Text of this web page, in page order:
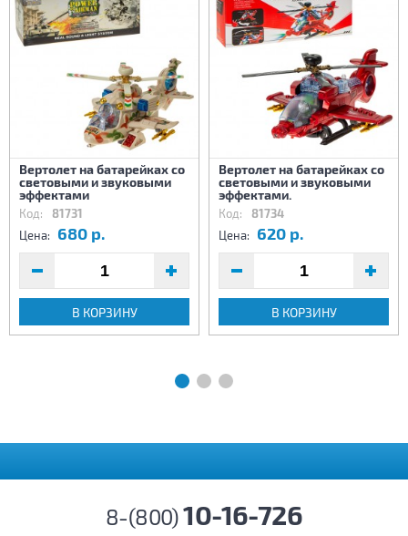
Вертолет на батарейках со
световыми и звуковыми
эффектами
Код: 81731
Цена: 680 р.
В КОРЗИНУ
Вертолет на батарейках со
световыми и звуковыми
эффектами.
Код: 81734
Цена: 620 р.
В КОРЗИНУ
8-(800)10-16-726